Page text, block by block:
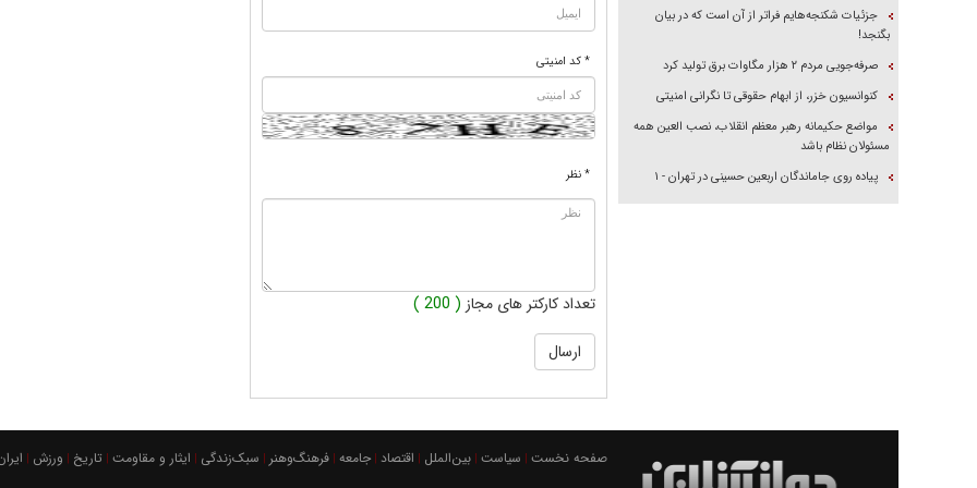
* کد امنیتی
* نظر
تعداد کارکتر های مجاز ( 200 )
جزئیات شکنجه‌هایم فراتر از آن است که در بیان
بگنجد!
صرفه‌جویی مردم ۲ هزار مگاوات برق تولید کرد
کنوانسیون خزر، از ابهام حقوقی تا نگرانی امنیتی
مواضع حکیمانه رهبر معظم انقلاب، نصب العین همه
مسئولان نظام باشد
پیاده روی جاماندگان اربعین حسینی در تهران - ۱
صفحه نخست | سیاست | بين‌الملل | اقتصاد | جامعه | فرهنگ‌و‌هنر | سبک‌زندگی | ایثار و مقاومت | تاریخ | ورزش |